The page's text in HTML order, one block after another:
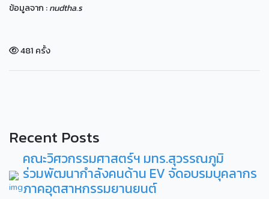
ข้อมูลจาก :nudtha.s
481 ครั้ง
Recent Posts
คณะวิศวกรรมศาสตร์ฯ มทร.สุวรรณภูมิ
ร่วมพัฒนากำลังคนด้าน EV จัดอบรมบุคลากร
ภาคอุตสาหกรรมยานยนต์